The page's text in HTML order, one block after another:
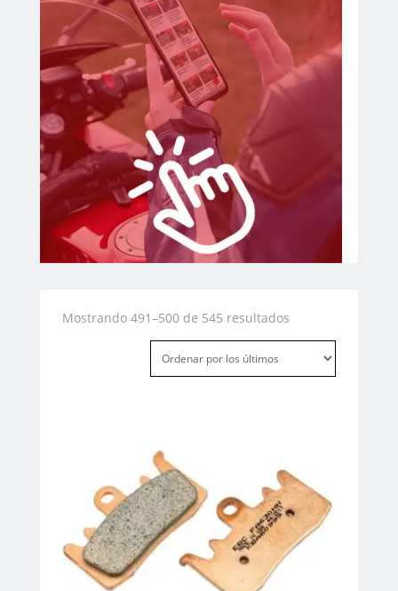
Mostrando 491–500 de 545 resultadosOrdenado
por
últimos